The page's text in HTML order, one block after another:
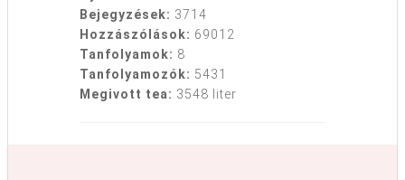
Bejegyzések: 3714
Hozzászólások: 69012
Tanfolyamok: 8
Tanfolyamozók: 5431
Megivott tea: 3548 liter